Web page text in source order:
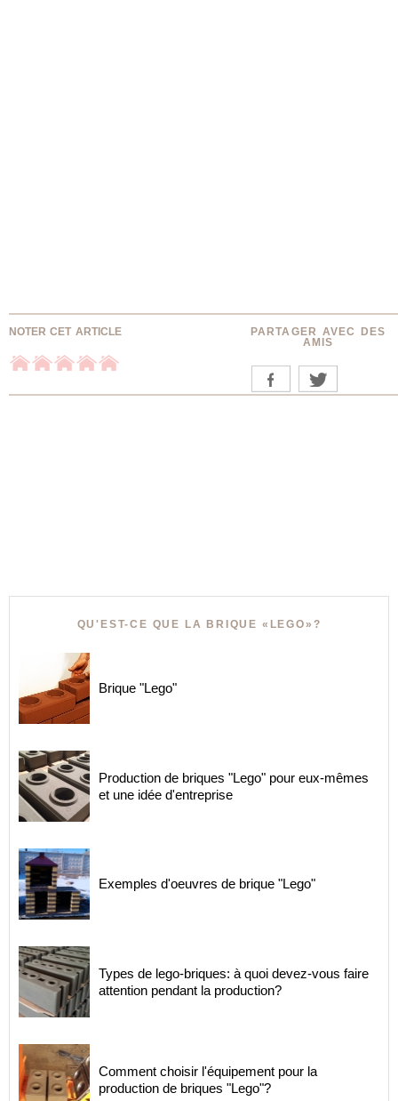
NOTER CET ARTICLE
PARTAGER AVEC DES
AMIS
QU'EST-CE QUE LA BRIQUE «LEGO»?
Brique "Lego"
Production de briques "Lego" pour eux-mêmes
et une idée d'entreprise
Exemples d'oeuvres de brique "Lego"
Types de lego-briques: à quoi devez-vous faire
attention pendant la production?
Comment choisir l'équipement pour la
production de briques "Lego"?